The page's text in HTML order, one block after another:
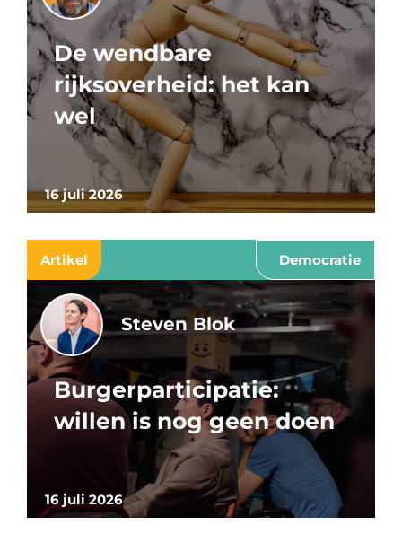
16 juli 2026
De wendbare
rijksoverheid: het kan
wel
Artikel Democratie
16 juli 2026
Steven Blok
Burgerparticipatie:
willen is nog geen doen